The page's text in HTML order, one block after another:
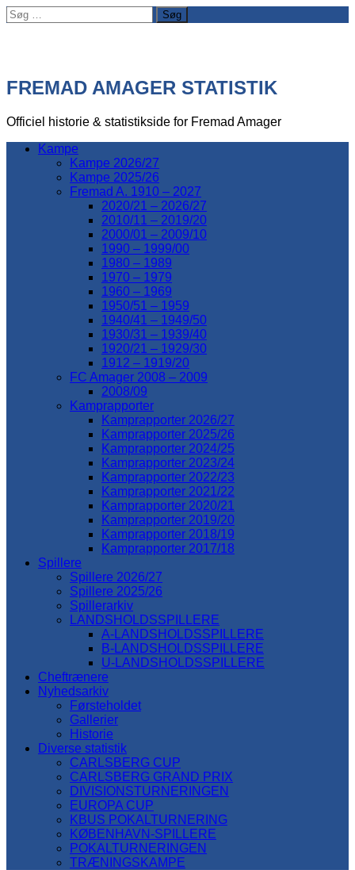
Søg
efter:
FREMAD AMAGER STATISTIK
Officiel historie & statistikside for Fremad Amager
Kampe
Kampe 2026/27
Kampe 2025/26
Fremad A. 1910 – 2027
2020/21 – 2026/27
2010/11 – 2019/20
2000/01 – 2009/10
1990 – 1999/00
1980 – 1989
1970 – 1979
1960 – 1969
1950/51 – 1959
1940/41 – 1949/50
1930/31 – 1939/40
1920/21 – 1929/30
1912 – 1919/20
FC Amager 2008 – 2009
2008/09
Kamprapporter
Kamprapporter 2026/27
Kamprapporter 2025/26
Kamprapporter 2024/25
Kamprapporter 2023/24
Kamprapporter 2022/23
Kamprapporter 2021/22
Kamprapporter 2020/21
Kamprapporter 2019/20
Kamprapporter 2018/19
Kamprapporter 2017/18
Spillere
Spillere 2026/27
Spillere 2025/26
Spillerarkiv
LANDSHOLDSSPILLERE
A-LANDSHOLDSSPILLERE
B-LANDSHOLDSSPILLERE
U-LANDSHOLDSSPILLERE
Cheftrænere
Nyhedsarkiv
Førsteholdet
Gallerier
Historie
Diverse statistik
CARLSBERG CUP
CARLSBERG GRAND PRIX
DIVISIONSTURNERINGEN
EUROPA CUP
KBUS POKALTURNERING
KØBENHAVN-SPILLERE
POKALTURNERINGEN
TRÆNINGSKAMPE